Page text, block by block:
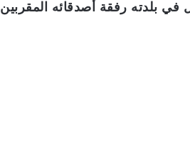
في بلدته رفقة أصدقائه المقربين